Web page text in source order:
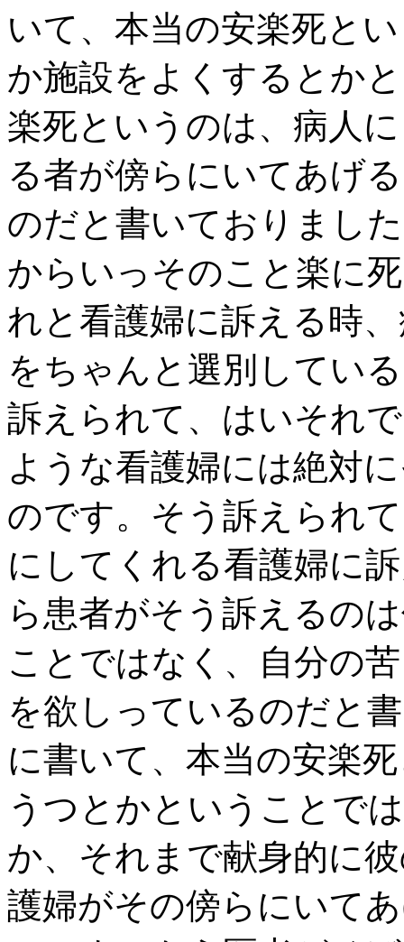
いて、本当の安楽死と
か施設をよくするとか
楽死というのは、病人
る者が傍らにいてあげ
のだと書いておりまし
からいっそのこと楽に
れと看護婦に訴える時
をちゃんと選別してい
訴えられて、はいそれ
ような看護婦には絶対
のです。そう訴えられ
にしてくれる看護婦に
ら患者がそう訴えるの
ことではなく、自分の
を欲しっているのだと
に書いて、本当の安楽
うつとかということで
か、それまで献身的に
護婦がその傍らにいて